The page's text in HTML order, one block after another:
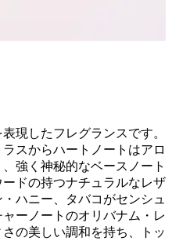
現したフレグランスです。
スからハートノートはアロ
強く神秘的なベースノート
ドの持つナチュラルなレザ
ハニー、タバコがセンシュ
ーノートのオリバナム・レ
の美しい調和を持ち、トッ